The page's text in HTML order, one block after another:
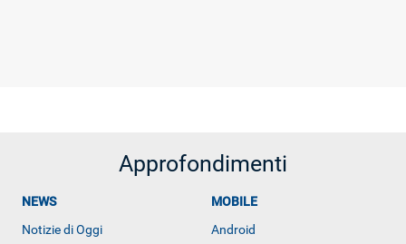
Approfondimenti
NEWS
Notizie di Oggi
MOBILE
Android